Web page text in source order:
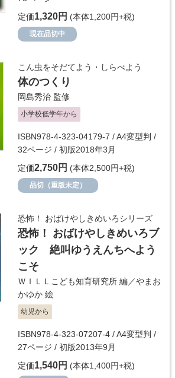
定価1,320円 (本体1,200円+税)
現在品切中
こん虫をそだてよう・しらべよう
体のつくり
岡島秀治 監修
小学校低学年から
ISBN978-4-323-04179-7 / A4変型判 /
32ページ / 初版2018年3月
定価2,750円 (本体2,500円+税)
品切（重版未定）
恐怖！ おばけやしきめいろシリーズ
恐怖！ おばけやしきめいろブ
ック 絶叫ゆうえんちへよう
こそ
ＷＩＬＬこども知育研究所 編／やまお
かゆか 絵
幼児から
ISBN978-4-323-07207-4 / A4変型判 /
27ページ / 初版2013年9月
定価1,540円 (本体1,400円+税)